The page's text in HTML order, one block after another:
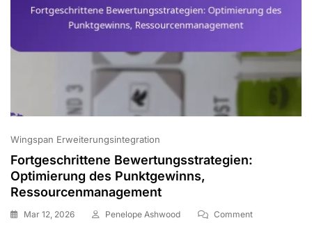
Wingspan Erweiterungsintegration
Fortgeschrittene Bewertungsstrategien:
Optimierung des Punktgewinns,
Ressourcenmanagement
Mar 12, 2026 Penelope Ashwood CommentOn